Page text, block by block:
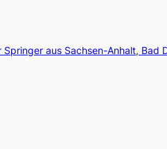
Springer aus Sachsen-Anhalt, Bad